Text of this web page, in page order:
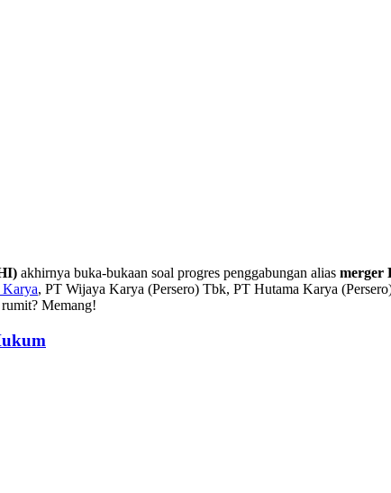
akhirnya buka-bukaan soal progres penggabungan alias merger
, PT Wijaya Karya (Persero) Tbk, PT Hutama Karya
Memang!